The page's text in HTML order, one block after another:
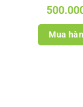
Mua